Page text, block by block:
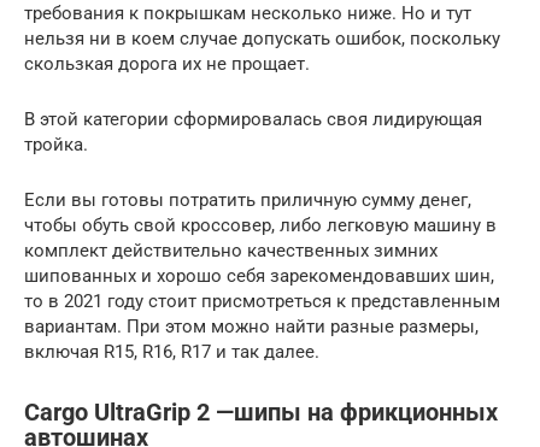
требования к покрышкам несколько ниже. Но и тут
нельзя ни в коем случае допускать ошибок, поскольку
скользкая дорога их не прощает.
В этой категории сформировалась своя лидирующая
тройка.
Если вы готовы потратить приличную сумму денег,
чтобы обуть свой кроссовер, либо легковую машину в
комплект действительно качественных зимних
шипованных и хорошо себя зарекомендовавших шин,
то в 2021 году стоит присмотреться к представленным
вариантам. При этом можно найти разные размеры,
включая R15, R16, R17 и так далее.
Cargo UltraGrip 2 —шипы на фрикционных
автошинах